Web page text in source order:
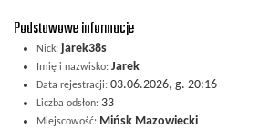
Dodaj
Podstawowe informacje
Nick: jarek38s
Imię i nazwisko: Jarek
Data rejestracji: 03.06.2026, g. 20:16
Liczba odsłon: 33
Miejscowość: Mińsk Mazowiecki